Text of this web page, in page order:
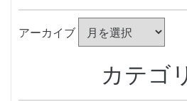
アーカイブ
カテゴ